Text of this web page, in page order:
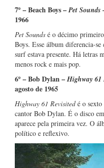
7º – Beach Boys –Pet Sounds
1966
Pet Sounds é o décimo
Boys. Esse álbum diferencia-
surf estava presente. Há letras
menos rock e mais pop.
6º – Bob Dylan –Highway 61
agosto de 1965
Highway 61 Revisitedé o
cantor Bob Dylan. É o disco
aparece pela primeira vez. O
político e reflexivo.